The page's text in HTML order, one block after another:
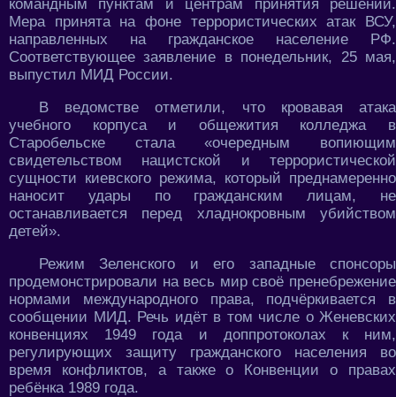
командным пунктам и центрам принятия решений.
Мера принята на фоне террористических атак ВСУ,
направленных на гражданское население РФ.
Соответствующее заявление в понедельник, 25 мая,
выпустил МИД России.
В ведомстве отметили, что кровавая атака
учебного корпуса и общежития колледжа в
Старобельске стала «очередным вопиющим
свидетельством нацистской и террористической
сущности киевского режима, который преднамеренно
наносит удары по гражданским лицам, не
останавливается перед хладнокровным убийством
детей».
Режим Зеленского и его западные спонсоры
продемонстрировали на весь мир своё пренебрежение
нормами международного права, подчёркивается в
сообщении МИД. Речь идёт в том числе о Женевских
конвенциях 1949 года и доппротоколах к ним,
регулирующих защиту гражданского населения во
время конфликтов, а также о Конвенции о правах
ребёнка 1989 года.